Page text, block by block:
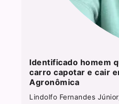
Identificado homem
carro capotar e cair
Agronômica
Lindolfo Fernandes